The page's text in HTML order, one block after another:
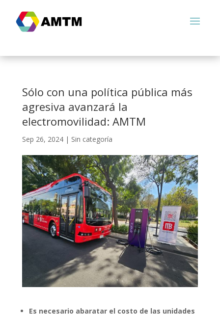
Sólo con una política pública más
agresiva avanzará la
electromovilidad: AMTM
Sep 26, 2024| Sin categoría
Es necesario abaratar el costo de las unidades